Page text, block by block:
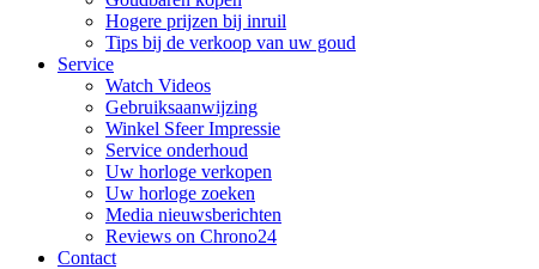
Hogere prijzen bij inruil
Tips bij de verkoop van uw goud
Service
Watch Videos
Gebruiksaanwijzing
Winkel Sfeer Impressie
Service onderhoud
Uw horloge verkopen
Uw horloge zoeken
Media nieuwsberichten
Reviews on Chrono24
Contact